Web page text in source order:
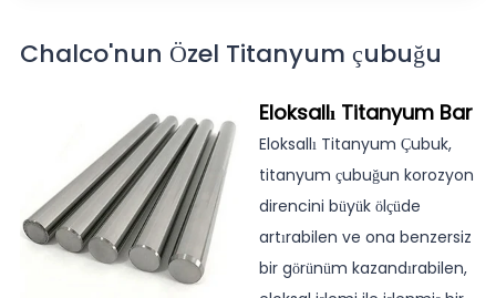
Chalco'nun Özel Titanyum çubuğu
Eloksallı Titanyum Bar
Eloksallı Titanyum Çubuk,
titanyum çubuğun korozyon
direncini büyük ölçüde
artırabilen ve ona benzersiz
bir görünüm kazandırabilen,